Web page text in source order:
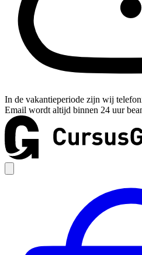
In de vakantieperiode zijn wij
Email wordt altijd binnen 24 uur